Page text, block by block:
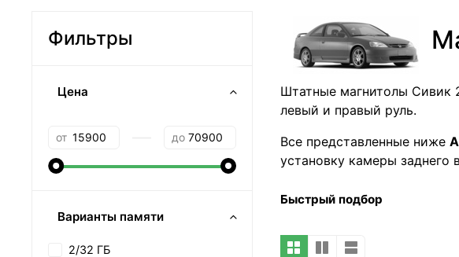
Штатные магнитолы Сивик
левый и правый руль.
Все представленные ниже
установку камеры заднего
Быстрый подбор
Фильтры
Цена
от до
Варианты памяти
2/32 ГБ